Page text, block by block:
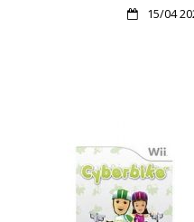
Informática
15/04